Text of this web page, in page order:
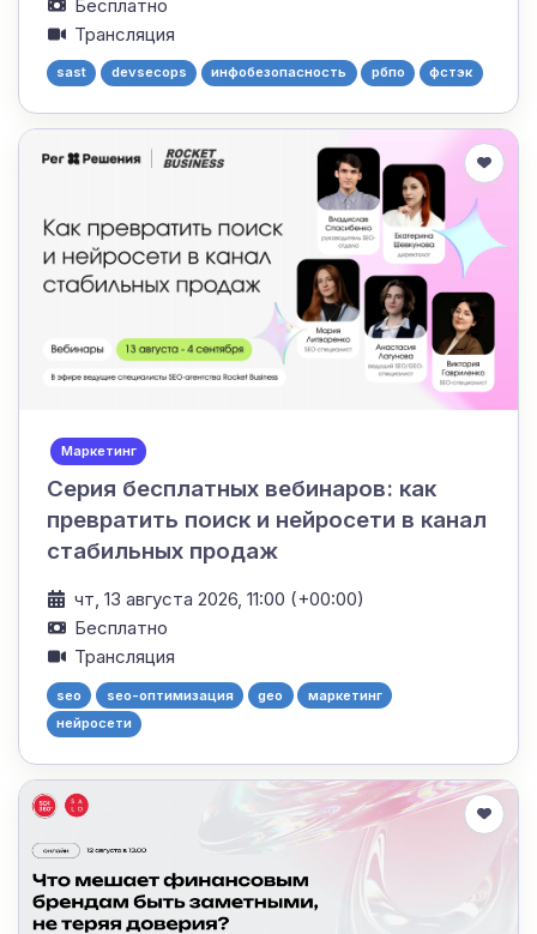
Бесплатно
Трансляция
sast devsecops инфобезопасность рбпо фстэк
Маркетинг
Серия бесплатных вебинаров: как
превратить поиск и нейросети в канал
стабильных продаж
чт, 13 августа 2026, 11:00 (+00:00)
Бесплатно
Трансляция
seo seo-оптимизация geo
маркетинг
нейросети